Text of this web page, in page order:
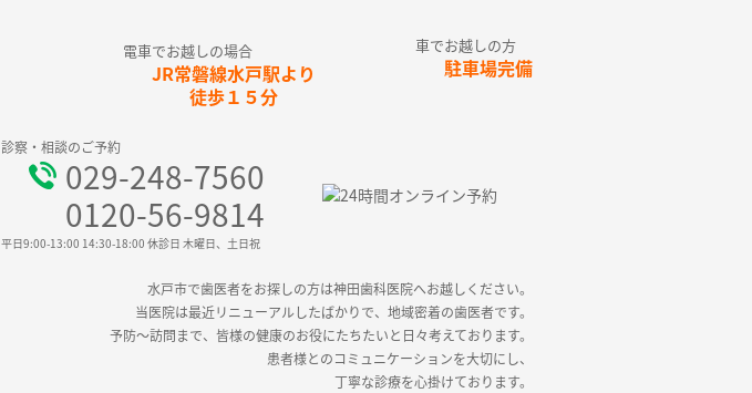
電車でお越しの場合
JR常磐線水戸駅より
徒歩１５分
車でお越しの方
駐車場完備
診察・相談のご予約
029-248-7560
0120-56-9814
平日9:00-13:00 14:30-18:00 休診日 木曜日、土日祝
水戸市で歯医者をお探しの方は神田歯科医院へお越しください。
当医院は最近リニューアルしたばかりで、地域密着の歯医者です。
予防～訪問まで、皆様の健康のお役にたちたいと日々考えております。
患者様とのコミュニケーションを大切にし、
丁寧な診療を心掛けております。